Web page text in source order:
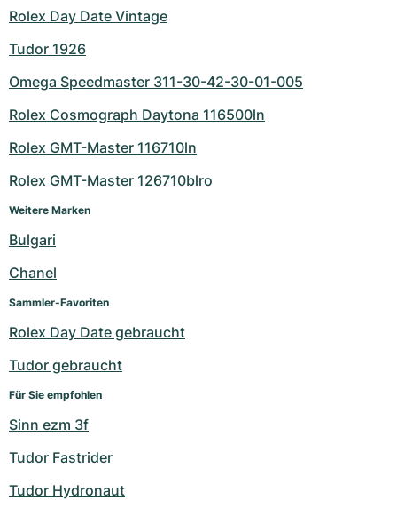
Rolex Day Date Vintage
Tudor 1926
Omega Speedmaster 311-30-42-30-01-005
Rolex Cosmograph Daytona 116500ln
Rolex GMT-Master 116710ln
Rolex GMT-Master 126710blro
Weitere Marken
Bulgari
Chanel
Sammler-Favoriten
Rolex Day Date gebraucht
Tudor gebraucht
Für Sie empfohlen
Sinn ezm 3f
Tudor Fastrider
Tudor Hydronaut